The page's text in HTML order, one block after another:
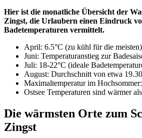
Hier ist die monatliche Übersicht der
Zingst, die Urlaubern einen Eindruck
Badetemperaturen vermittelt.
April: 6.5°C (zu kühl für die meisten)
Juni: Temperaturanstieg zur
Juli: 18-22°C (ideale
August: Durchschnitt von etwa
Maximaltemperatur im
Ostsee Temperaturen sind wärmer
Die wärmsten Orte zum
Zingst